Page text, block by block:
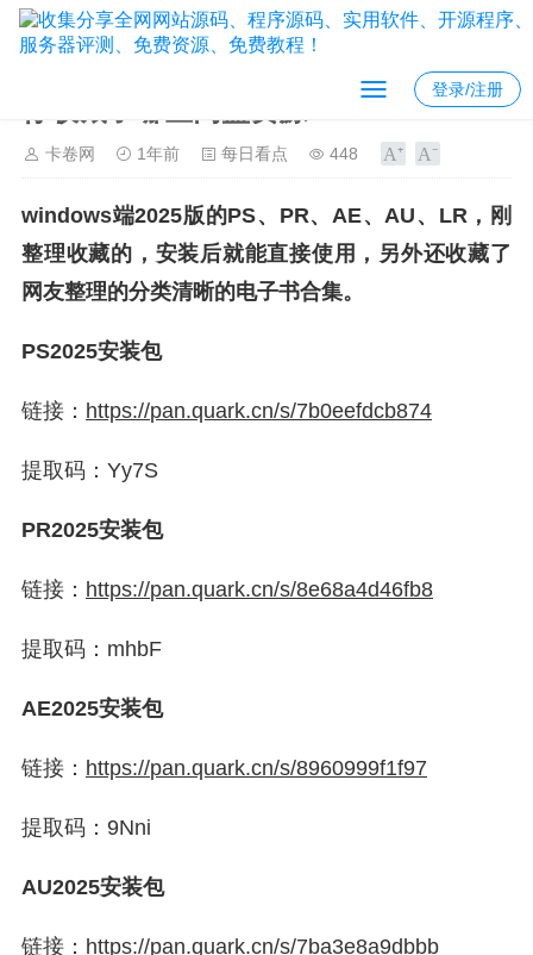
登录/注册
卡卷网 1年前 每日看点 448
windows端2025版的PS、PR、AE、AU、LR，刚
整理收藏的，安装后就能直接使用，另外还收藏了
网友整理的分类清晰的电子书合集。
PS2025安装包
链接： https://pan.quark.cn/s/7b0eefdcb874
提取码：Yy7S
PR2025安装包
链接： https://pan.quark.cn/s/8e68a4d46fb8
提取码：mhbF
AE2025安装包
链接： https://pan.quark.cn/s/8960999f1f97
提取码：9Nni
AU2025安装包
链接： https://pan.quark.cn/s/7ba3e8a9dbbb